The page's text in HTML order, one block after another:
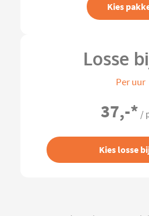
Kies
Losse
Per uur
37,-* /
Kies losse